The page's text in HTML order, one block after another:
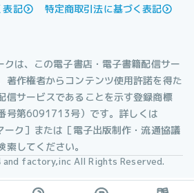
表記
特定商取引法に基づく表記
クは、この電子書店・電子書籍配信サー
著作権者からコンテンツ使用許諾を得た
信サービスであることを示す登録商標
号第6091713号）です。詳しくは
ーク］または［電子出版制作・流通協議
索してください。
factory,inc All Rights Reserved.